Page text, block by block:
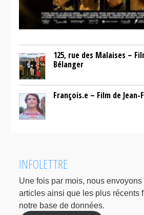
125, rue des Malaises –
Bélanger
François.e – Film de
INFOLETTRE
Une fois par mois, nous
articles ainsi que les plus récents
notre base de données.